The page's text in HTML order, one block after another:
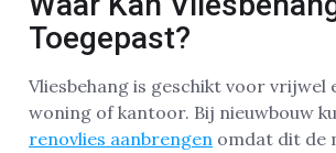
Toegepast?
Vliesbehang is geschikt voor vrijwel
woning of kantoor. Bij nieuwbouw
renovlies aanbrengen omdat dit de